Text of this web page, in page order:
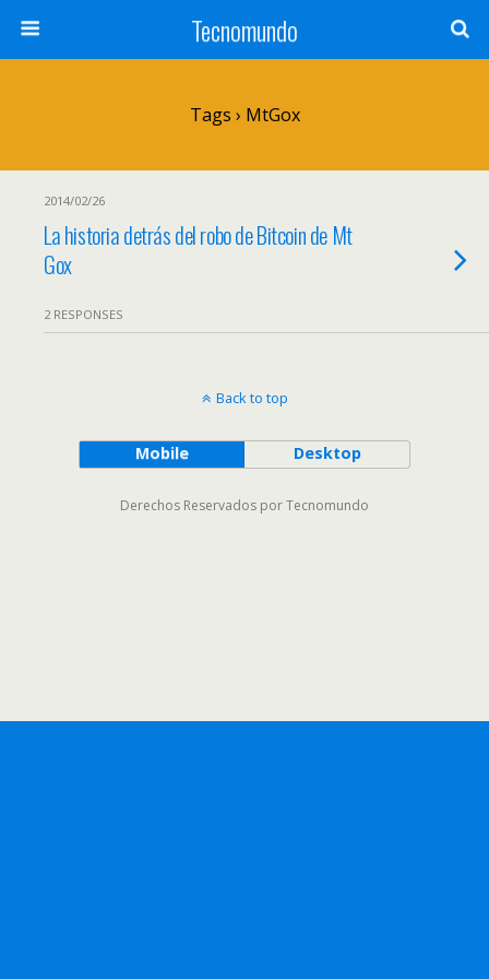
Tecnomundo
Tags › MtGox
2014/02/26
La historia detrás del robo de Bitcoin de Mt
Gox
2 RESPONSES
Back to top
Mobile Desktop
Derechos Reservados por Tecnomundo